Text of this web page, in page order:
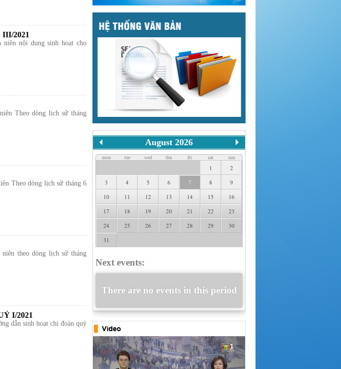
2021
niên nội dung sinh hoạt cho
Theo dòng lịch sử tháng
Theo dòng lịch sử tháng 6
theo dòng lịch sử tháng
I/2021
dẫn sinh hoạt chi đoàn quý
August 2026
mon tue wed thu fri sat sun
1
2
3
4 5 6 7 8
9
10
11 12 13 14 15
16
17
18 19 20 21 22
23
24
25 26 27 28 29
30
31
Next events:
There are no events in this period